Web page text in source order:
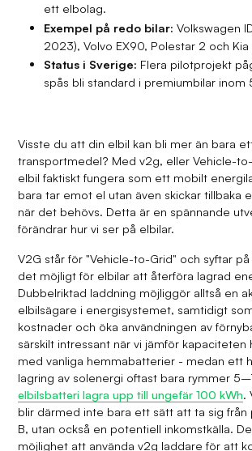
ett elbolag.
Exempel på redo bilar: Volkswagen
2023), Volvo EX90, Polestar 2 och Kia
Status i Sverige: Flera pilotprojekt
spås bli standard i premiumbilar inom
Visste du att din elbil kan bli mer än bara
transportmedel? Med v2g, eller Vehicle-
elbil faktiskt fungera som ett mobilt
bara tar emot el utan även skickar tillbaka
när det behövs. Detta är en spännande
förändrar hur vi ser på elbilar.
V2G står för "Vehicle-to-Grid" och syftar
det möjligt för elbilar att återföra lagrad
Dubbelriktad laddning möjliggör alltså en
elbilsägare i energisystemet, samtidigt
kostnader och öka användningen av
särskilt intressant när vi jämför kapaciteten
med vanliga hemmabatterier - medan ett
lagring av solenergi oftast bara rymmer
elbilsbatteri lagra upp till ungefär 100 kWh.
blir därmed inte bara ett sätt att ta sig från
B, utan också en potentiell inkomstkälla.
möjlighet att använda v2g laddare för att